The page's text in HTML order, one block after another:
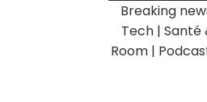
Breaking
Tech | Santé
Room |